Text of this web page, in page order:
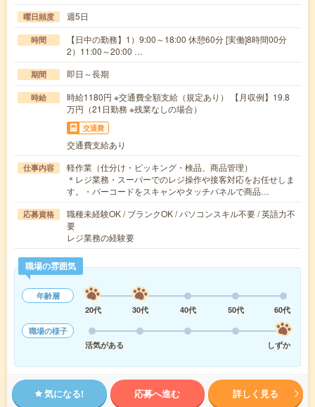
曜日頻度 週5日
時間
【日中の勤務】1）9:00～18:00 休憩60分 [実働]8時間00分
2）11:00～20:00 …
期間 即日～長期
時給
時給1180円 ※交通費全額支給（規定あり） 【月収例】19.8
万円（21日勤務 ※残業なしの場合）
交通費
交通費支給あり
仕事内容
軽作業（仕分け・ピッキング・検品、商品管理）
＊レジ業務・スーパーでのレジ操作や接客対応をお任せしま
す。・バーコードをスキャンやタッチパネルで商品…
応募資格
職種未経験OK / ブランクOK / パソコンスキル不要 / 英語力不
要
レジ業務の経験要
職場の雰囲気
年齢層
20代
30代 40代 50代
60代
職場の様子
活気がある
しずか
気になる! 応募へ進む 詳しく見る